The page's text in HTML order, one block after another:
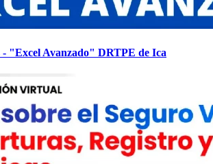
"Excel Avanzado" DRTPE de Ica